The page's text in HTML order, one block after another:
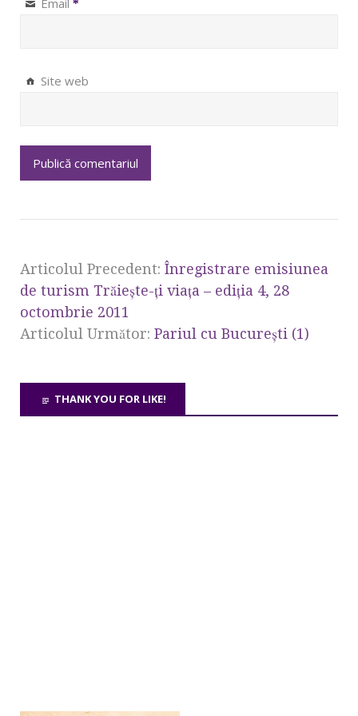
Email *
Site web
Articolul Precedent: Înregistrare emisiunea
de turism Trăieşte-ţi viaţa – ediţia 4, 28
octombrie 2011
Articolul Următor: Pariul cu Bucureşti (1)
THANK YOU FOR LIKE!